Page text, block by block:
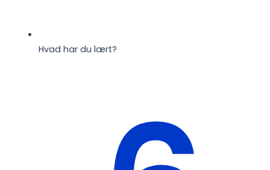
Hvad har du lært?